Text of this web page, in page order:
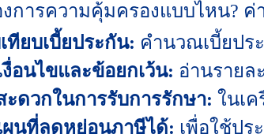
การความคุ้มครองแบบไหน? ค่
ทียบเบี้ยประกัน: คำนวณเบี้ยปร
อนไขและข้อยกเว้น: อ่านรายล
ะดวกในการรับการรักษา: ในเ
ผนที่ลดหย่อนภาษีได้: เพื่อใช้ปร